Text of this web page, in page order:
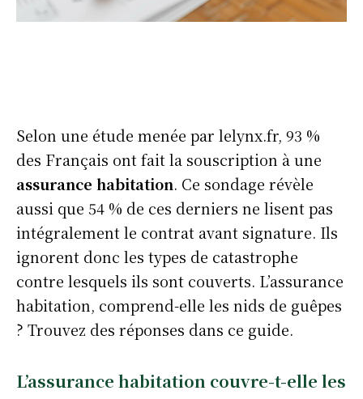
Selon une étude menée par lelynx.fr, 93 %
des Français ont fait la souscription à une
assurance habitation. Ce sondage révèle
aussi que 54 % de ces derniers ne lisent pas
intégralement le contrat avant signature. Ils
ignorent donc les types de catastrophe
contre lesquels ils sont couverts. L’assurance
habitation, comprend-elle les nids de guêpes
? Trouvez des réponses dans ce guide.
L’assurance habitation couvre-t-elle les